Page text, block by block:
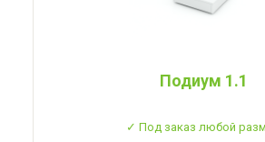
Подиум 1.1
✓ Под заказ любой